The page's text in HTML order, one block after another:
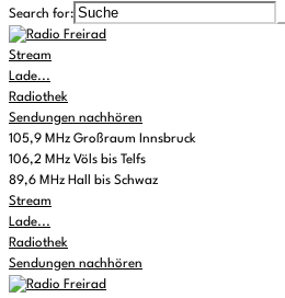
Search for:
Stream
Lade...
Radiothek
Sendungen nachhören
105,9 MHz Großraum Innsbruck
106,2 MHz Völs bis Telfs
89,6 MHz Hall bis Schwaz
Stream
Lade...
Radiothek
Sendungen nachhören